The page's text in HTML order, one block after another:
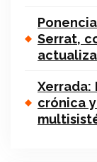
Serrat,
Xerrada:
crónica